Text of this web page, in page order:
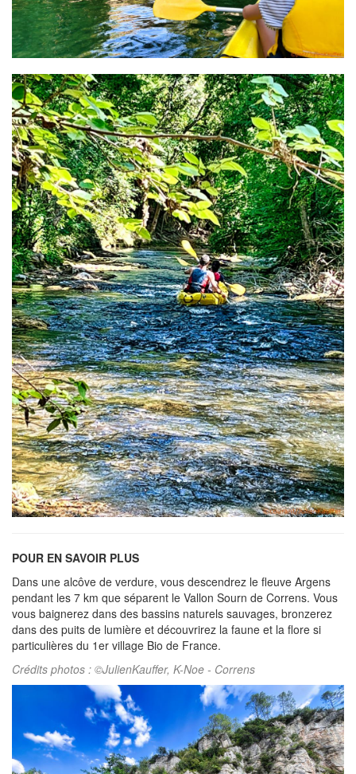
POUR EN SAVOIR PLUS
Dans une alcôve de verdure, vous descendrez le fleuve Argens
pendant les 7 km que séparent le Vallon Sourn de Correns. Vous
vous baignerez dans des bassins naturels sauvages, bronzerez
dans des puits de lumière et découvrirez la faune et la flore si
particulières du 1er village Bio de France.
Crédits photos : ©JulienKauffer, K-Noe - Correns